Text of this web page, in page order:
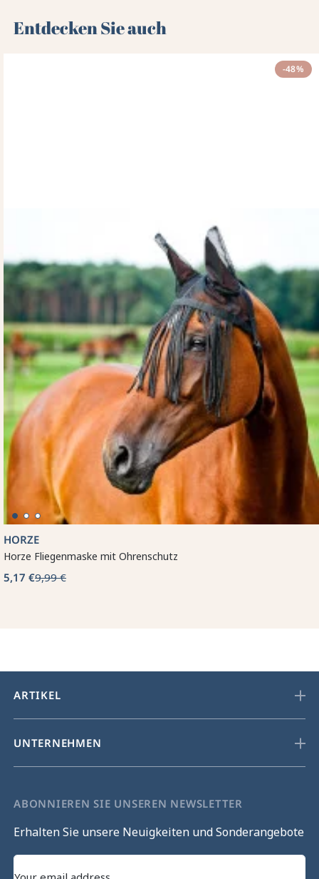
Entdecken Sie auch 🌻
-48%
HORZE
Horze Fliegenmaske mit Ohrenschutz
5,17 €9,99 €
ARTIKEL
UNTERNEHMEN
ABONNIEREN SIE UNSEREN NEWSLETTER
Erhalten Sie unsere Neuigkeiten und Sonderangebote